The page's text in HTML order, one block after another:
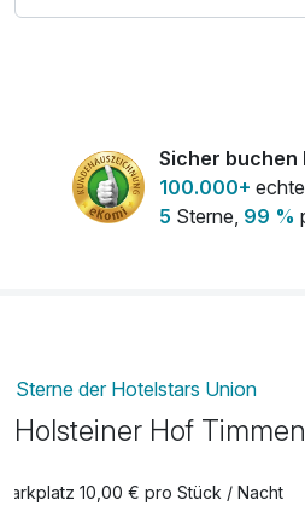
Sicher buchen
100.000+
5 Sterne, 99 %
Sterne der Hotelstars Union
Holsteiner Hof
Parkplatz 10,00 € pro Stück / Nacht